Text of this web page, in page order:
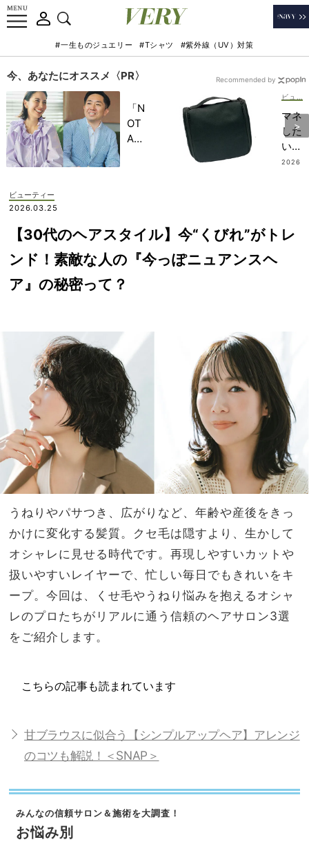
#一生ものジュエリー #Tシャツ #紫外線（UV）対策
今、あなたにオススメ〈PR〉
「N
OT
A
記憶
に一
生残
旅】
を
マネ
した
い！
旅慣
ンプ
どこ
の？
2026
Recommended by
ビューティー
2026.03.25
【30代のヘアスタイル】今“くびれ”がトレ
ンド！素敵な人の『今っぽニュアンスヘ
ア』の秘密って？
うねりやパサつき、広がりなど、年齢や産後をきっ
かけに変化する髪質。クセ毛は隠すより、生かして
オシャレに見せる時代です。再現しやすいカットや
扱いやすいレイヤーで、忙しい毎日でもきれいをキ
ープ。今回は、くせ毛やうねり悩みを抱えるオシャ
レのプロたちがリアルに通う信頼のヘアサロン3選
をご紹介します。
こちらの記事も読まれています
甘ブラウスに似合う【シンプルアップヘア】アレンジ
のコツも解説！＜SNAP＞
みんなの信頼サロン＆施術を大調査！
お悩み別